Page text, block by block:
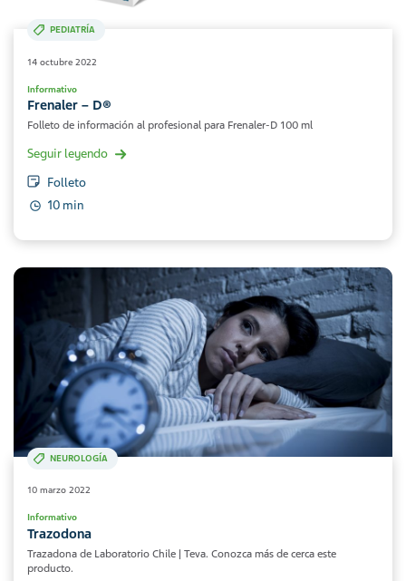
PEDIATRÍA
14 octubre 2022
Informativo
Frenaler – D®
Folleto de información al profesional para Frenaler-D 100 ml
Seguir leyendo
Folleto
10 min
NEUROLOGÍA
10 marzo 2022
Informativo
Trazodona
Trazadona de Laboratorio Chile | Teva. Conozca más de cerca este
producto.